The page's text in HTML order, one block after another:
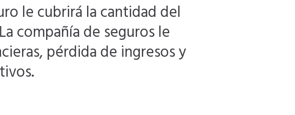
le cubrirá la cantidad del
compañía de seguros le
pérdida de ingresos y